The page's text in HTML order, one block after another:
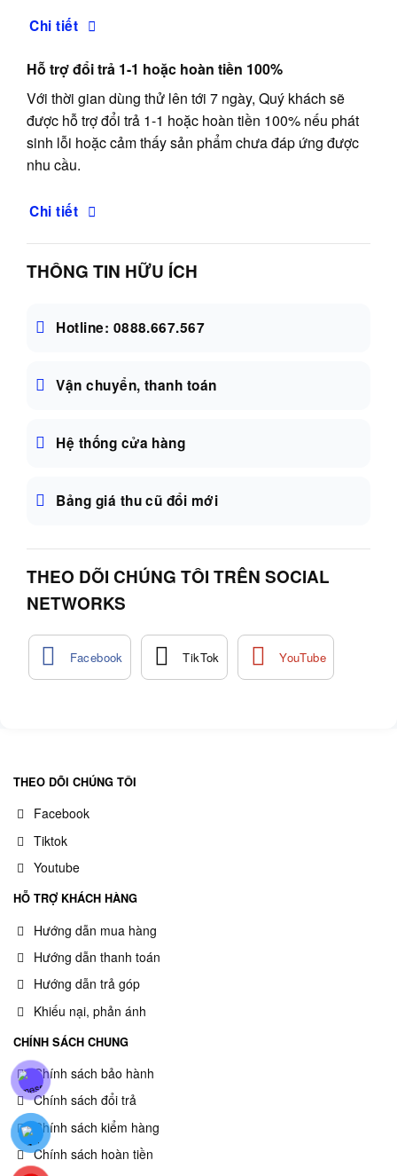
Chi tiết
Hỗ trợ đổi trả 1-1 hoặc hoàn tiền 100%
Với thời gian dùng thử lên tới 7 ngày, Quý khách sẽ
được hỗ trợ đổi trả 1-1 hoặc hoàn tiền 100% nếu phát
sinh lỗi hoặc cảm thấy sản phẩm chưa đáp ứng được
nhu cầu.
Chi tiết
THÔNG TIN HỮU ÍCH
Hotline: 0888.667.567
Vận chuyển, thanh toán
Hệ thống cửa hàng
Bảng giá thu cũ đổi mới
THEO DÕI CHÚNG TÔI TRÊN SOCIAL
NETWORKS
THEO DÕI CHÚNG TÔI
Facebook
Tiktok
Youtube
HỖ TRỢ KHÁCH HÀNG
Hướng dẫn mua hàng
Hướng dẫn thanh toán
Hướng dẫn trả góp
Khiếu nại, phản ánh
CHÍNH SÁCH CHUNG
Chính sách bảo hành
Chính sách đổi trả
Chính sách kiểm hàng
Chính sách hoàn tiền